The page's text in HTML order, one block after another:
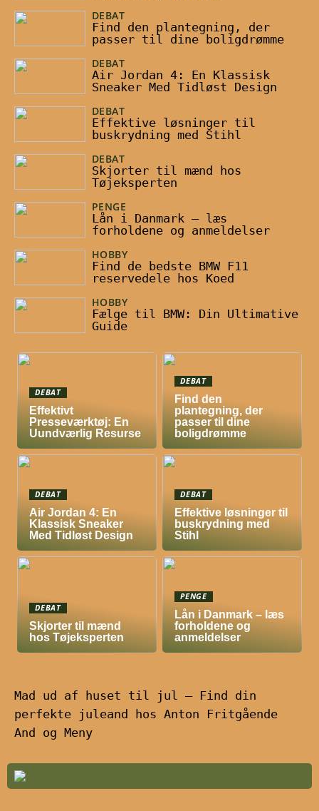
DEBAT
Find den plantegning, der
passer til dine boligdrømme
DEBAT
Air Jordan 4: En Klassisk
Sneaker Med Tidløst Design
DEBAT
Effektive løsninger til
buskrydning med Stihl
DEBAT
Skjorter til mænd hos
Tøjeksperten
PENGE
Lån i Danmark – læs
forholdene og anmeldelser
HOBBY
Find de bedste BMW F11
reservedele hos Koed
HOBBY
Fælge til BMW: Din Ultimative
Guide
DEBAT
Effektivt
Presseværktøj: En
Uundværlig Resurse
DEBAT
Find den
plantegning, der
passer til dine
boligdrømme
DEBAT
Air Jordan 4: En
Klassisk Sneaker
Med Tidløst Design
DEBAT
Effektive løsninger til
buskrydning med
Stihl
DEBAT
Skjorter til mænd
hos Tøjeksperten
PENGE
Lån i Danmark – læs
forholdene og
anmeldelser
Mad ud af huset til jul – Find din
perfekte juleand hos Anton Fritgående
And og Meny